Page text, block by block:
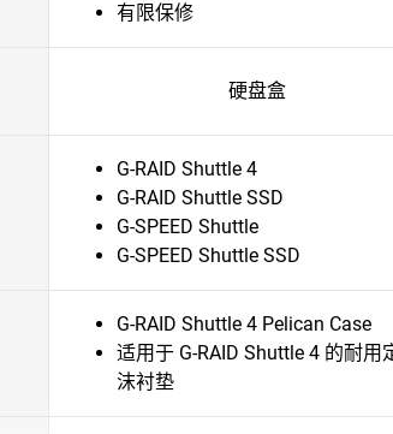
有限保修
硬盘盒
G-RAID Shuttle 4
G-RAID Shuttle SSD
G-SPEED Shuttle
G-SPEED Shuttle SSD
G-RAID Shuttle 4 Pelican Case
适用于 G-RAID Shuttle 4 的耐用
沫衬垫